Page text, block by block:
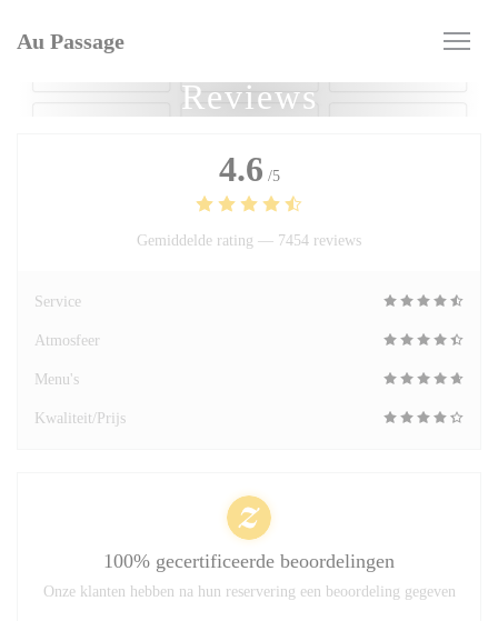
Au Passage
Reviews
4.6 /5
Gemiddelde rating — 7454 reviews
Service
Atmosfeer
Menu's
Kwaliteit/Prijs
100% gecertificeerde beoordelingen
Onze klanten hebben na hun reservering een beoordeling gegeven